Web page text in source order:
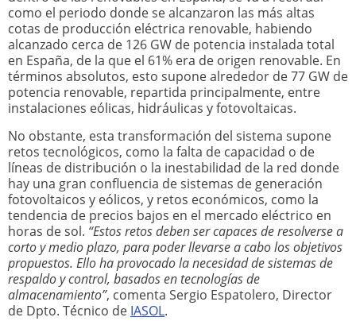
como el periodo donde se alcanzaron las más altas
cotas de producción eléctrica renovable, habiendo
alcanzado cerca de 126 GW de potencia instalada total
en España, de la que el 61% era de origen renovable. En
términos absolutos, esto supone alrededor de 77 GW de
potencia renovable, repartida principalmente, entre
instalaciones eólicas, hidráulicas y fotovoltaicas.
No obstante, esta transformación del sistema supone
retos tecnológicos, como la falta de capacidad o de
líneas de distribución o la inestabilidad de la red donde
hay una gran confluencia de sistemas de generación
fotovoltaicos y eólicos, y retos económicos, como la
tendencia de precios bajos en el mercado eléctrico en
horas de sol. “Estos retos deben ser capaces de resolverse a
corto y medio plazo, para poder llevarse a cabo los objetivos
propuestos. Ello ha provocado la necesidad de sistemas de
respaldo y control, basados en tecnologías de
almacenamiento”, comenta Sergio Espatolero, Director
de Dpto. Técnico de IASOL.